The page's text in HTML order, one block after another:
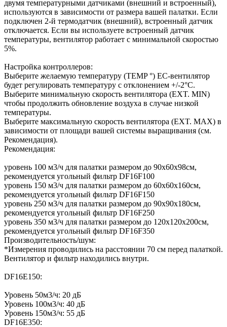
двумя температурными датчиками (внешний и встроенный),
используются в зависимости от размера вашей палатки. Если
подключен 2-й термодатчик (внешний), встроенный датчик
отключается. Если вы используете встроенный датчик
температуры, вентилятор работает с минимальной скоростью
5%.
Настройка контроллеров:
Выберите желаемую температуру (TEMP °) EC-вентилятор
будет регулировать температуру с отклонением +/-2°C.
Выберите минимальную скорость вентилятора (EXT. MIN)
чтобы продолжить обновление воздуха в случае низкой
температуры.
Выберите максимальную скорость вентилятора (EXT. MAX) в
зависимости от площади вашей системы выращивания (см.
Рекомендация).
Рекомендация:
уровень 100 м3/ч для палатки размером до 90x60x98см,
рекомендуется угольный фильтр DF16F100
уровень 150 м3/ч для палатки размером до 60x60x160см,
рекомендуется угольный фильтр DF16F150
уровень 250 м3/ч для палатки размером до 90x90x180см,
рекомендуется угольный фильтр DF16F250
уровень 350 м3/ч для палатки размером до 120x120x200см,
рекомендуется угольный фильтр DF16F350
Производительность/шум:
*Измерения проводились на расстоянии 70 см перед палаткой.
Вентилятор и фильтр находились внутри.
DF16E150:
Уровень 50м3/ч: 20 дБ
Уровень 100м3/ч: 40 дБ
Уровень 150м3/ч: 55 дБ
DF16E350: